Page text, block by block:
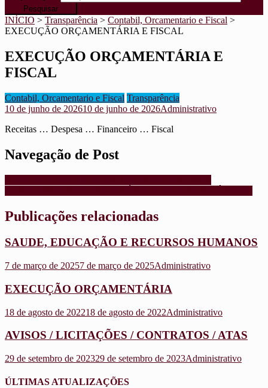
INÍCIO > Transparência > Contabil, Orcamentario e Fiscal >
EXECUÇÃO ORÇAMENTÁRIA E FISCAL
EXECUÇÃO ORÇAMENTÁRIA E
FISCAL
Contabil, Orcamentario e Fiscal Transparência
10 de junho de 202610 de junho de 2026Administrativo
Receitas … Despesa … Financeiro … Fiscal
Navegação de Post
Publicações relacionadas
SAUDE, EDUCAÇÃO E RECURSOS HUMANOS
7 de março de 20257 de março de 2025Administrativo
EXECUÇÃO ORÇAMENTÁRIA
18 de agosto de 202218 de agosto de 2022Administrativo
AVISOS / LICITAÇÕES / CONTRATOS / ATAS
29 de setembro de 202329 de setembro de 2023Administrativo
ÚLTIMAS ATUALIZAÇÕES